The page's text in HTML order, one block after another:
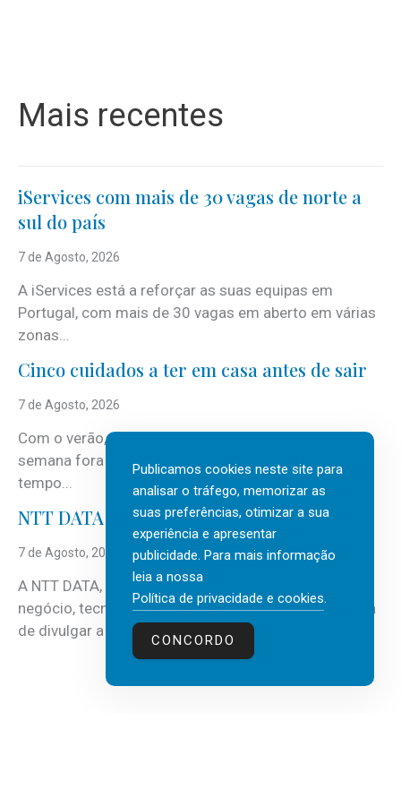
Mais recentes
iServices com mais de 30 vagas de norte a
sul do país
7 de Agosto, 2026
A iServices está a reforçar as suas equipas em
Portugal, com mais de 30 vagas em aberto em várias
zonas...
Cinco cuidados a ter em casa antes de sair
7 de Agosto, 2026
Com o verão, chegam também as férias, os fins-de-
semana fora e os dias em que a casa fica mais
tempo...
NTT DATA Insurtech Global Outlook 2026
7 de Agosto, 2026
A NTT DATA, consultora global em serviços de
negócio, tecnologia e inteligência artificial (IA), acaba
de divulgar a mais recente...
Publicamos cookies neste site para
analisar o tráfego, memorizar as
suas preferências, otimizar a sua
experiência e apresentar
publicidade. Para mais informação
leia a nossa
Política de privacidade e cookies.
CONCORDO